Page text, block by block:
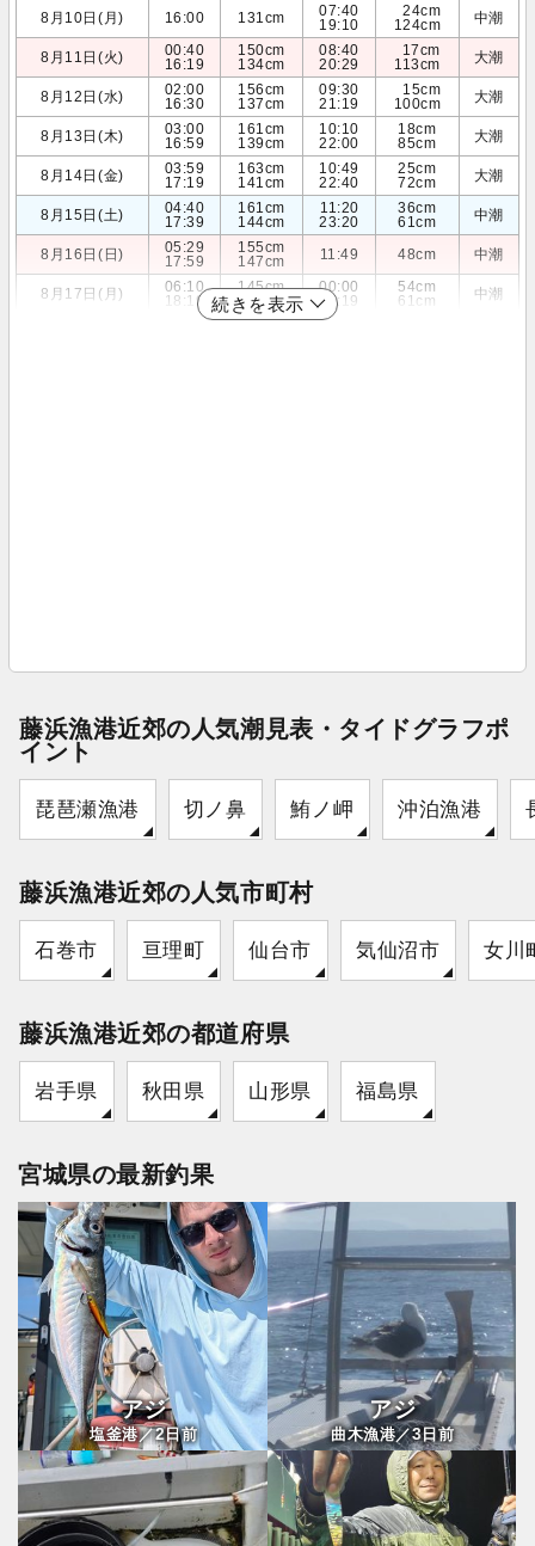
8月10日(月)
16:00 131cm
07:40
19:10
24cm
124cm
中潮
8月11日(火)
00:40
16:19
150cm
134cm
08:40
20:29
17cm
113cm
大潮
8月12日(水)
02:00
16:30
156cm
137cm
09:30
21:19
15cm
100cm
大潮
8月13日(木)
03:00
16:59
161cm
139cm
10:10
22:00
18cm
85cm
大潮
8月14日(金)
03:59
17:19
163cm
141cm
10:49
22:40
25cm
72cm
大潮
8月15日(土)
04:40
17:39
161cm
144cm
11:20
23:20
36cm
61cm
中潮
8月16日(日)
05:29
17:59
155cm
147cm
11:49 48cm 中潮
8月17日(月)
06:10
18:19
145cm
150cm
00:00
12:19
54cm
61cm
中潮
続きを表示
藤浜漁港近郊の人気潮見表・タイドグラフポ
イント
琵琶瀬漁港 切ノ鼻 鮪ノ岬 沖泊漁港
藤浜漁港近郊の人気市町村
石巻市 亘理町 仙台市 気仙沼市 女川
藤浜漁港近郊の都道府県
岩手県 秋田県 山形県 福島県
宮城県の最新釣果
アジ
塩釜港／2日前
アジ
曲木漁港／3日前